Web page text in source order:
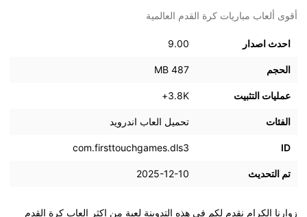
أقوى ألعاب مباريات كرة القدم العالمية
احدث اصدار 9.00
الحجم 487 MB
عمليات التثبيت 3.8K+
الفئات تحميل العاب اندرويد
ID
com.firsttouchgames.dls3
تم التحديث 2025-12-10
زوارنا الكرام نقدم لكم في هذه التدوينة لعبة من اكثر العاب كرة القدم